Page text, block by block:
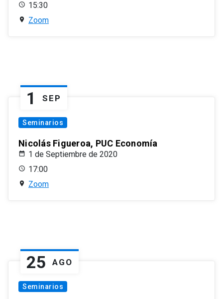
15:30
Zoom
1 SEP
Seminarios
Nicolás Figueroa, PUC Economía
1 de Septiembre de 2020
17:00
Zoom
25 AGO
Seminarios